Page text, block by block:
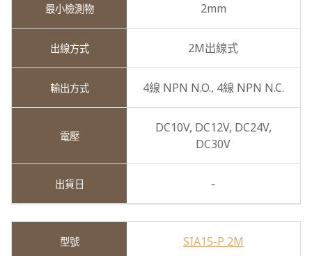
2mm
2M出線式
4線 NPN N.O., 4線 NPN N.C.
DC10V, DC12V, DC24V,
DC30V
-
SIA15-P 2M